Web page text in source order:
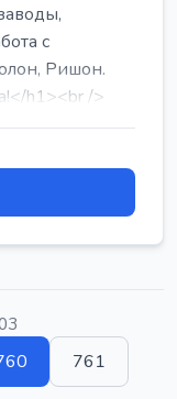
с
Ришон.
h1><br />
761